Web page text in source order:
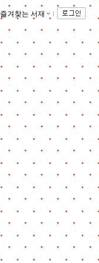
즐겨찾는 서재 ｌ